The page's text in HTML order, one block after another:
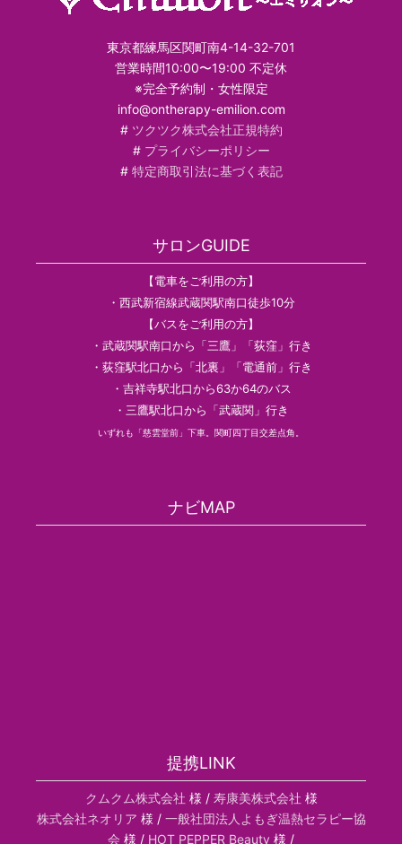
東京都練馬区関町南4-14-32-701
営業時間10:00〜19:00 不定休
※完全予約制・女性限定
info@ontherapy-emilion.com
# ツクツク株式会社正規特約
# プライバシーポリシー
# 特定商取引法に基づく表記
サロンGUIDE
【電車をご利用の方】
・西武新宿線武蔵関駅南口徒歩10分
【バスをご利用の方】
・武蔵関駅南口から「三鷹」「荻窪」行き
・荻窪駅北口から「北裏」「電通前」行き
・吉祥寺駅北口から63か64のバス
・三鷹駅北口から「武蔵関」行き
いずれも「慈雲堂前」下車。関町四丁目交差点角。
ナビMAP
提携LINK
クムクム株式会社 様 / 寿康美株式会社 様
株式会社ネオリア 様 / 一般社団法人よもぎ温熱セラピー協
会 様 / HOT PEPPER Beauty 様 /